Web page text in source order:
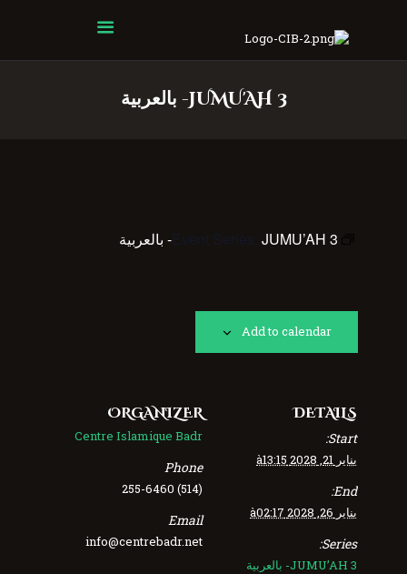
JUMU'AH 3- بالعربية
Centre Islamique Badr
Event Series:JUMU’AH 3- بالعربية
Add to calendar
DETAILS
Start:
يناير 21, 2028 à13:15
End:
يناير 26, 2028 à02:17
Series:
JUMU’AH 3- بالعربية
ORGANIZER
Centre Islamique Badr
Phone
(514) 255-6460
Email
info@centrebadr.net